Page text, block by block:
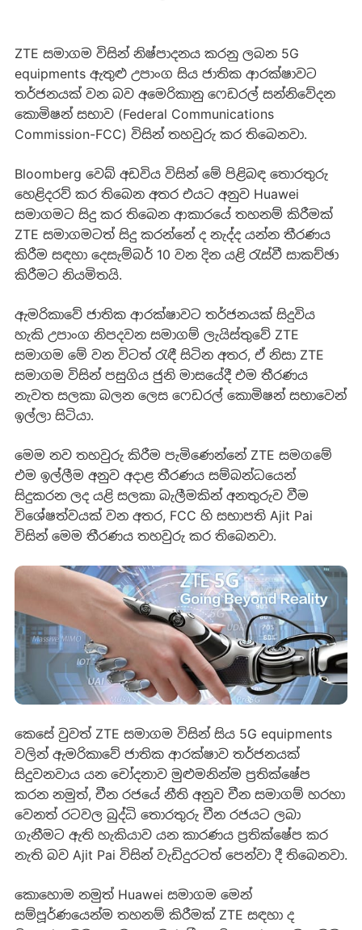
ZTE සමාගම විසින් නිෂ්පාදනය කරනු ලබන 5G
equipments ඇතුළු උපාංග සිය ජාතික ආරක්ෂාවට
තර්ජනයක් වන බව අමෙරිකානු ෆෙඩරල් සන්නිවේදන
කොමිෂන් සභාව (Federal Communications
Commission-FCC) විසින් තහවුරු කර තිබෙනවා.
Bloomberg වෙබ් අඩවිය විසින් මේ පිළිබඳ තොරතුරු
හෙළිදරව් කර තිබෙන අතර එයට අනුව Huawei
සමාගමට සිදු කර තිබෙන ආකාරයේ තහනම් කිරීමක්
ZTE සමාගමටත් සිදු කරන්නේ ද නැද්ද යන්න තීරණය
කිරීම සඳහා දෙසැම්බර් 10 වන දින යළි රැස්වී සාකච්ඡා
කිරීමට නියමිතයි.
ඇමරිකාවේ ජාතික ආරක්ෂාවට තර්ජනයක් සිදුවිය
හැකි උපාංග නිපදවන සමාගම් ලැයිස්තුවේ ZTE
සමාගම මේ වන විටත් රැඳී සිටින අතර, ඒ නිසා ZTE
සමාගම විසින් පසුගිය ජුනි මාසයේදී එම තීරණය
නැවත සලකා බලන ලෙස ෆෙඩරල් කොමිෂන් සභාවෙන්
ඉල්ලා සිටියා.
මෙම නව තහවුරු කිරීම පැමිණෙන්නේ ZTE සමගමේ
එම ඉල්ලීම අනුව අදාළ තීරණය සම්බන්ධයෙන්
සිදුකරන ලද යළි සලකා බැලීමකින් අනතුරුව වීම
විශේෂත්වයක් වන අතර, FCC හි සභාපති Ajit Pai
විසින් මෙම තීරණය තහවුරු කර තිබෙනවා.
කෙසේ වුවත් ZTE සමාගම විසින් සිය 5G equipments
වලින් ඇමරිකාවේ ජාතික ආරක්ෂාව තර්ජනයක්
සිදුවනවාය යන චෝදනාව මුළුමනින්ම ප්‍රතික්ෂේප
කරන නමුත්, චීන රජයේ නීති අනුව චීන සමාගම් හරහා
වෙනත් රටවල බුද්ධි තොරතුරු චීන රජයට ලබා
ගැනීමට ඇති හැකියාව යන කාරණය ප්‍රතික්ෂේප කර
නැති බව Ajit Pai විසින් වැඩිදුරටත් පෙන්වා දී තිබෙනවා.
කොහොම නමුත් Huawei සමාගම මෙන්
සම්පූර්ණයෙන්ම තහනම් කිරීමක් ZTE සඳහා ද